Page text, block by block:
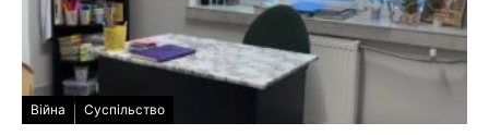
Війна Суспільство